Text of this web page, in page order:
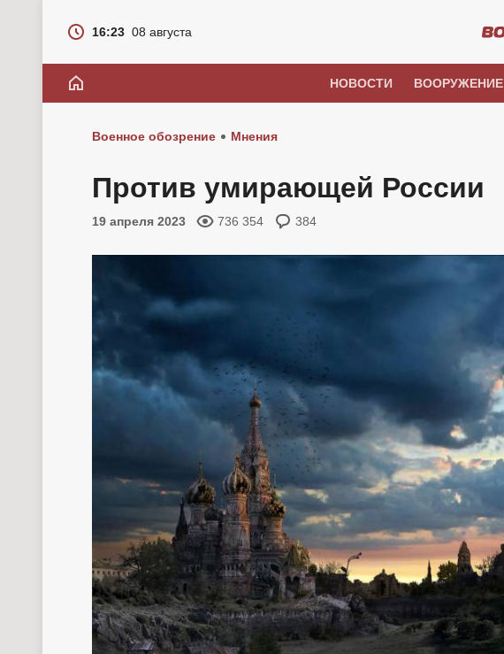
16:23 08 августа
НОВОСТИ ВООРУЖЕНИЕ
Военное обозрение Мнения
Против умирающей России
19 апреля 2023 736 354 384